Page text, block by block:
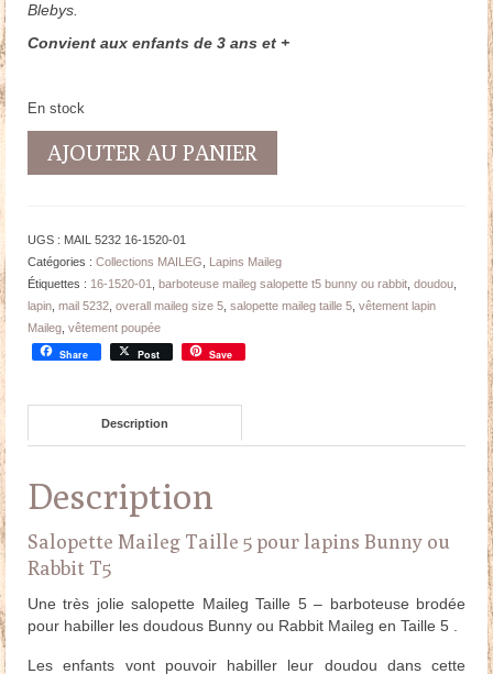
Blebys.
Convient aux enfants de 3 ans et +
En stock
quantité
pour
Bunny
ou
Rabbit
AJOUTER AU PANIER
UGS : MAIL 5232 16-1520-01
Catégories : Collections MAILEG
Lapins Maileg
Étiquettes : 16-1520-01 barboteuse maileg salopette t5 bunny ou rabbit doudou
lapin mail 5232 overall maileg size 5 salopette maileg taille 5 vêtement lapin
Maileg vêtement poupée
Share Post Save
Description
Description
Salopette Maileg Taille 5 pour lapins Bunny ou
Rabbit T5
Une très jolie salopette Maileg Taille 5 – barboteuse brodée
pour habiller les doudous Bunny ou Rabbit Maileg en Taille 5 .
Les enfants vont pouvoir habiller leur doudou dans cette